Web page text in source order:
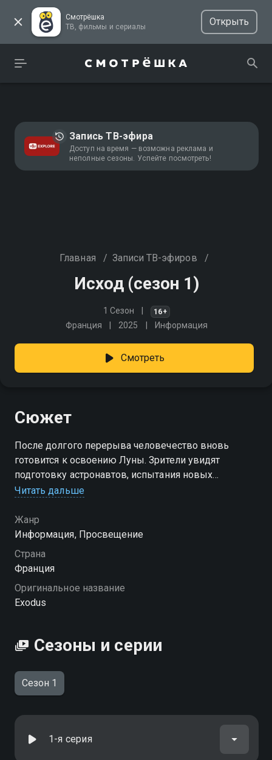
Смотрёшка
ТВ, фильмы и сериалы
Открыть
Запись ТВ-эфира
Доступ на время — возможна реклама и
неполные сезоны. Успейте посмотреть!
Главная / Записи ТВ-эфиров /
Исход (сезон 1)
1 Сезон 16+
Франция 2025 Информация
Смотреть
Сюжет
После долгого перерыва человечество вновь
готовится к освоению Луны. Зрители увидят
подготовку астронавтов, испытания новых
технологий и работу специалистов, создающих
Посмотреть онлайн 1 сезон сериала Исход вы
можете совершенно бесплатно в хорошем HD
качестве на Смотрёшке
Читать дальше
Жанр
Информация, Просвещение
Страна
Франция
Оригинальное название
Exodus
Сезоны и серии
Сезон 1
1-я серия